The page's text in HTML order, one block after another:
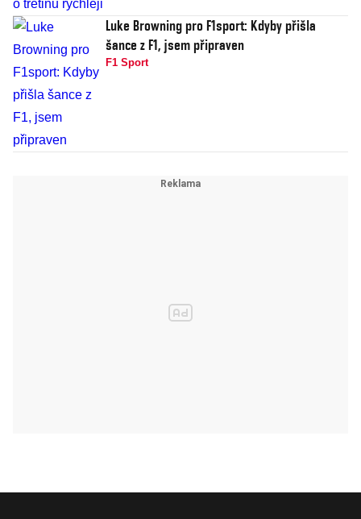
Luke Browning pro F1sport: Kdyby přišla
šance z F1, jsem připraven
F1 Sport